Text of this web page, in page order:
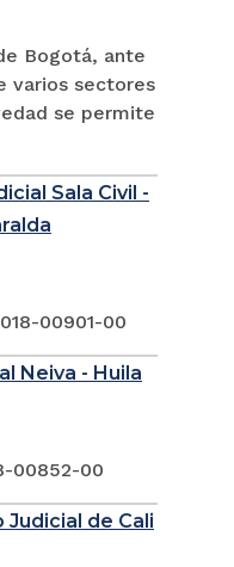
Bogotá, ante
varios sectores
se permite
Sala Civil -
00901-00
Neiva - Huila
00852-00
de Cali